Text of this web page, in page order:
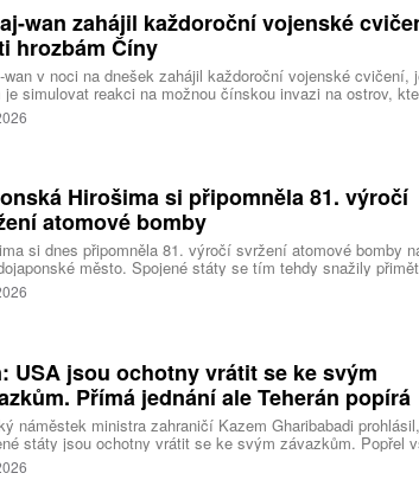
wan zahájil každoroční vojenské
hrozbám Číny
wan v noci na dnešek zahájil každoroční vojenské cvičení,
simulovat reakci na možnou čínskou invazi na ostrov,
pokládá za součást svého území. Desetidenní manévry se
konat na různých místech po celém ostrově, informovala
Hirošima si připomněla 81. výročí
atomové bomby
si dnes připomněla 81. výročí svržení atomové bomby
město. Spojené státy se tím tehdy snažily přimět
ke kapitulaci na konci druhé světové války. Starosta
Macui při této příležitosti kritizoval světové velmoci za
USA jsou ochotny vrátit se ke svým
Přímá jednání ale Teherán popírá
náměstek ministra zahraničí Kazem Gharibabadi
státy jsou ochotny vrátit se ke svým závazkům. Popřel
amerického prezidenta Donalda Trumpa, že mezi
a Teheránem probíhají přímá jednání. Došlo ke